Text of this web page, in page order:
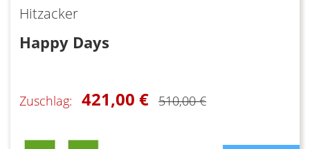
Hitzacker
Happy Days
Zuschlag: 421,00 € 510,00 €